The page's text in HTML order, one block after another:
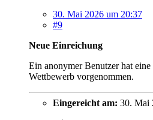
30. Mai 2026 um 20:37
#9
Neue Einreichung
Ein anonymer Benutzer hat
Wettbewerb vorgenommen.
Eingereicht am: 30. Mai